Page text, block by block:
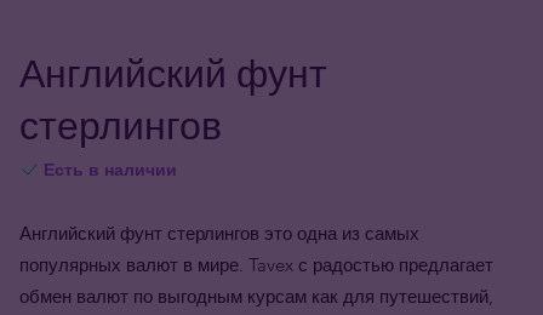
Английский фунт
стерлингов
Есть в наличии
Английский фунт стерлингов это одна из самых
популярных валют в мире. Tavex с радостью предлагает
обмен валют по выгодным курсам как для путешествий,